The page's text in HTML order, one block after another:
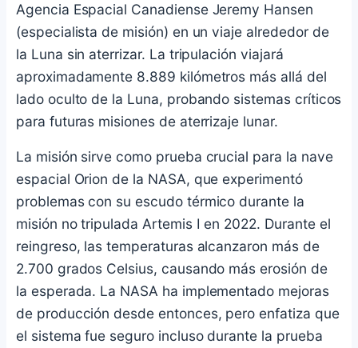
Agencia Espacial Canadiense Jeremy Hansen
(especialista de misión) en un viaje alrededor de
la Luna sin aterrizar. La tripulación viajará
aproximadamente 8.889 kilómetros más allá del
lado oculto de la Luna, probando sistemas críticos
para futuras misiones de aterrizaje lunar.
La misión sirve como prueba crucial para la nave
espacial Orion de la NASA, que experimentó
problemas con su escudo térmico durante la
misión no tripulada Artemis I en 2022. Durante el
reingreso, las temperaturas alcanzaron más de
2.700 grados Celsius, causando más erosión de
la esperada. La NASA ha implementado mejoras
de producción desde entonces, pero enfatiza que
el sistema fue seguro incluso durante la prueba